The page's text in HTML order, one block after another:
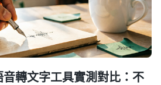
轉文字工具實測對比：不